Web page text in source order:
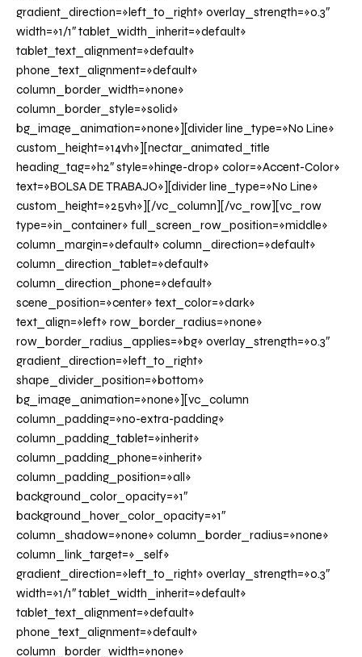
gradient_direction=»left_to_right» overlay_strength=»0.3″
width=»1/1″ tablet_width_inherit=»default»
tablet_text_alignment=»default»
phone_text_alignment=»default»
column_border_width=»none»
column_border_style=»solid»
bg_image_animation=»none»][divider line_type=»No Line»
custom_height=»14vh»][nectar_animated_title
heading_tag=»h2″ style=»hinge-drop» color=»Accent-Color»
text=»BOLSA DE TRABAJO»][divider line_type=»No Line»
custom_height=»25vh»][/vc_column][/vc_row][vc_row
type=»in_container» full_screen_row_position=»middle»
column_margin=»default» column_direction=»default»
column_direction_tablet=»default»
column_direction_phone=»default»
scene_position=»center» text_color=»dark»
text_align=»left» row_border_radius=»none»
row_border_radius_applies=»bg» overlay_strength=»0.3″
gradient_direction=»left_to_right»
shape_divider_position=»bottom»
bg_image_animation=»none»][vc_column
column_padding=»no-extra-padding»
column_padding_tablet=»inherit»
column_padding_phone=»inherit»
column_padding_position=»all»
background_color_opacity=»1″
background_hover_color_opacity=»1″
column_shadow=»none» column_border_radius=»none»
column_link_target=»_self»
gradient_direction=»left_to_right» overlay_strength=»0.3″
width=»1/1″ tablet_width_inherit=»default»
tablet_text_alignment=»default»
phone_text_alignment=»default»
column_border_width=»none»